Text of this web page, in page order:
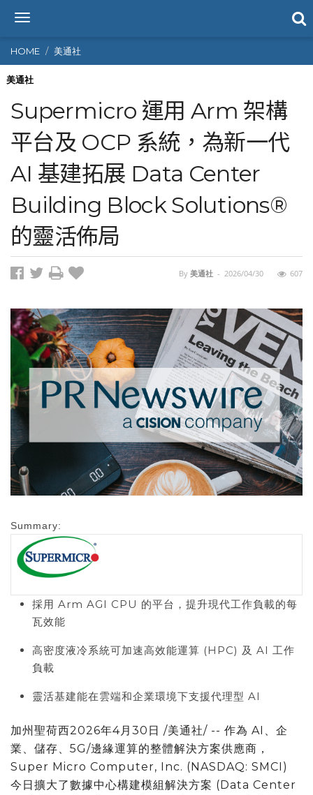
T
g
g
l
n
v
i
a
i
o
n
HOME 美通社
美通社
Supermicro 運用 Arm 架構
平台及 OCP 系統，為新一代
AI 基建拓展 Data Center
Building Block Solutions®
的靈活佈局
By 美通社 - 2026/04/30 607
Summary:
採用 Arm AGI CPU 的平台，提升現代工作負載的每
瓦效能
高密度液冷系統可加速高效能運算 (HPC) 及 AI 工作
負載
靈活基建能在雲端和企業環境下支援代理型 AI
加州聖荷西2026年4月30日 /美通社/ -- 作為 AI、企
業、儲存、5G/邊緣運算的整體解決方案供應商，
Super Micro Computer, Inc. (NASDAQ: SMCI)
今日擴大了數據中心構建模組解決方案 (Data Center